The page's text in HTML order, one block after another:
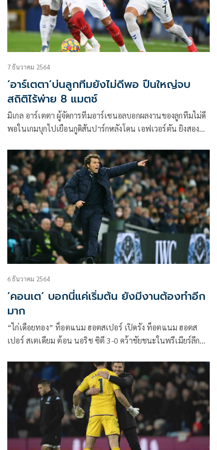
7 ธันวาคม 2564
‘อาร์เตตา’บ่นลูกทีมยังไม่ดีพอ ปืนใหญ่จบ
สถิติไร้พ่าย 8 แมตช์
มิเกล อาร์เตตา ผู้จัดการทีมอาร์เซนอลบอกผลงานของลูกทีมไม่ดี
พอในเกมบุกไปเยือนกูดิสันปาร์กหลังโดน เอฟเวอร์ตัน ยิงสอง
6 ธันวาคม 2564
‘คอนเต’ บอกนี่แค่เริ่มต้น ยังมีงานต้องทำอีก
มาก
“ไก่เดือยทอง” ท็อตแนม ฮอตสเปอร์ เปิดรัง ท็อตแนม ฮอตส
เปอร์ สเตเดียม ต้อน นอริช ซิตี 3-0 คว้าชัยชนะในพรีเมียร์ลีก